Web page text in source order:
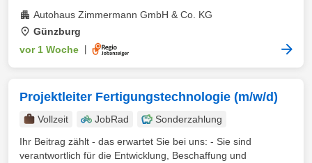
Autohaus Zimmermann GmbH & Co. KG
Günzburg
vor 1 Woche
Projektleiter Fertigungstechnologie (m/w/d)
Vollzeit JobRad
Sonderzahlung
Ihr Beitrag zählt - das erwartet Sie bei uns: - Sie sind
verantwortlich für die Entwicklung, Beschaffung und